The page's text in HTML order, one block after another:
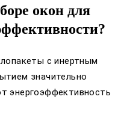
окон для
с инертным
значительно
энергоэффективность